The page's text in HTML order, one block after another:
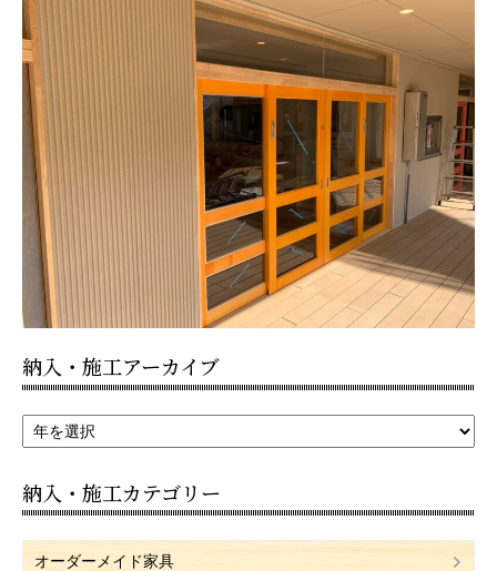
納入・施工アーカイブ
納入・施工カテゴリー
オーダーメイド家具